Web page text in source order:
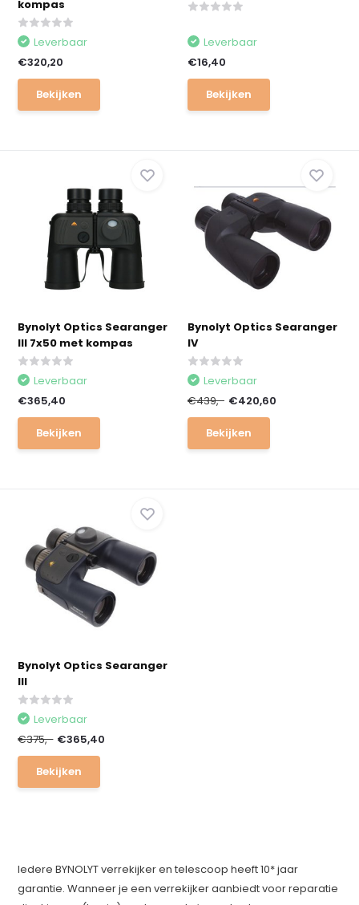
kompas
Leverbaar
€320,20
Bekijken
Leverbaar
€16,40
Bekijken
Bynolyt Optics Searanger
III 7x50 met kompas
Leverbaar
€365,40
Bekijken
Bynolyt Optics Searanger
IV
Leverbaar
€439,- €420,60
Bekijken
Bynolyt Optics Searanger
III
Leverbaar
€375,- €365,40
Bekijken
Iedere BYNOLYT verrekijker en telescoop heeft 10* jaar
garantie. Wanneer je een verrekijker aanbiedt voor reparatie